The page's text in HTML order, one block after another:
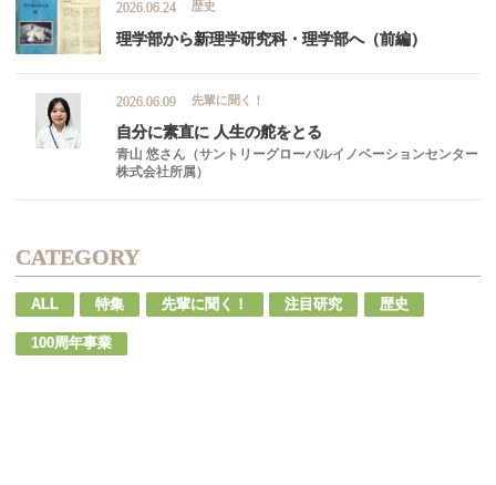
2026.06.24 歴史
理学部から新理学研究科・理学部へ（前編）
2026.06.09 先輩に聞く！
自分に素直に 人生の舵をとる
青山 悠さん（サントリーグローバルイノベーションセンター
株式会社所属）
CATEGORY
ALL 特集 先輩に聞く！ 注目研究 歴史
100周年事業